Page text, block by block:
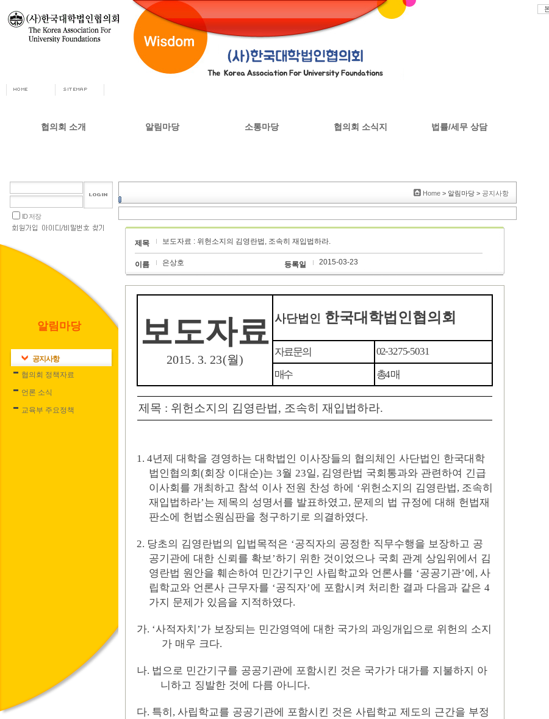
협의회 소개
설립목적 및 주요사업
협의회 정관
알림마당
교육부 주요정책
소통마당 협의회 소식지 법률/세무 상담
ID 저장
알림마당
공지사항
협의회 정책자료
언론 소식
교육부 주요정책
Home > 알림마당 > 공지사항
제목 보도자료 : 위헌소지의 김영란법, 조속히 재입법하라.
이름 은상호 등록일 2015-03-23
보도자료
2015. 3. 23(월)
사단법인 한국대학법인협의회
자료문의 02-3275-5031
매수 총4매
제목 : 위헌소지의 김영란법, 조속히 재입법하라.
1. 4년제 대학을 경영하는 대학법인 이사장들의 협의체인 사단법인 한국대학
법인협의회(회장 이대순)는 3월 23일, 김영란법 국회통과와 관련하여 긴급
이사회를 개최하고 참석 이사 전원 찬성 하에 ‘위헌소지의 김영란법, 조속히
재입법하라’는 제목의 성명서를 발표하였고, 문제의 법 규정에 대해 헌법재
판소에 헌법소원심판을 청구하기로 의결하였다.
2. 당초의 김영란법의 입법목적은 ‘공직자의 공정한 직무수행을 보장하고 공
공기관에 대한 신뢰를 확보’하기 위한 것이었으나 국회 관계 상임위에서 김
영란법 원안을 훼손하여 민간기구인 사립학교와 언론사를 ‘공공기관’에 , 사
립학교와 언론사 근무자를 ‘공직자’에 포함시켜 처리한 결과 다음과 같은 4
가지 문제가 있음을 지적하였다.
가. ‘사적자치 ’가 보장되는 민간영역에 대한 국가의 과잉개입으로 위헌의 소지
가 매우 크다.
나. 법으로 민간기구를 공공기관에 포함시킨 것은 국가가 대가를 지불하지 아
니하고 징발한 것에 다름 아니다.
다. 특히 , 사립학교를 공공기관에 포함시킨 것은 사립학교 제도의 근간을 부정